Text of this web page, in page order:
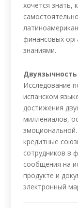
хочется знать,
финансовых
знаниями.
Исследование
испанском
достижения
миллениалов,
кредитные
сотрудников в
сообщения на
продукте и
электронный